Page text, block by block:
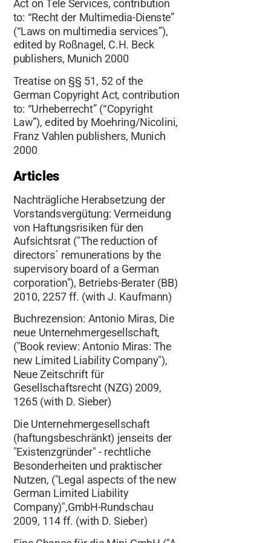
Act on Tele Services, contribution
to: “Recht der Multimedia-Dienste”
(“Laws on multimedia services”),
edited by Roßnagel, C.H. Beck
publishers, Munich 2000
Treatise on §§ 51, 52 of the
German Copyright Act, contribution
to: “Urheberrecht” (“Copyright
Law”), edited by Moehring/Nicolini,
Franz Vahlen publishers, Munich
2000
Articles
Nachträgliche Herabsetzung der
Vorstandsvergütung: Vermeidung
von Haftungsrisiken für den
Aufsichtsrat ("The reduction of
directors´ remunerations by the
supervisory board of a German
corporation"), Betriebs-Berater (BB)
2010, 2257 ff. (with J. Kaufmann)
Buchrezension: Antonio Miras, Die
neue Unternehmergesellschaft,
("Book review: Antonio Miras: The
new Limited Liability Company"),
Neue Zeitschrift für
Gesellschaftsrecht (NZG) 2009,
1265 (with D. Sieber)
Die Unternehmergesellschaft
(haftungsbeschränkt) jenseits der
"Existenzgründer" - rechtliche
Besonderheiten und praktischer
Nutzen, ("Legal aspects of the new
German Limited Liability
Company)",GmbH-Rundschau
2009, 114 ff. (with D. Sieber)